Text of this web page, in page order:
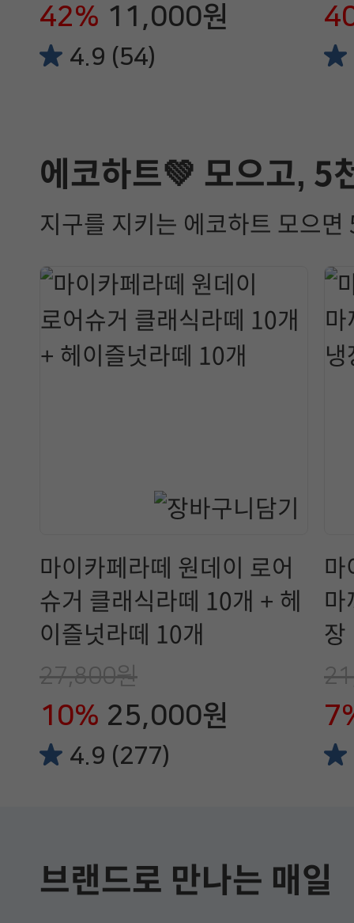
42% 11,000원
4.9 (54)
에코
지구를 지키는 에코하트 모으
마이카페라떼 원데이 로어
슈거 클래식라떼 10개 + 헤
이즐넛라떼 10개
27,800원
10% 25,000원
4.9 (277)
마
마
장
브랜드로 만나는 매일